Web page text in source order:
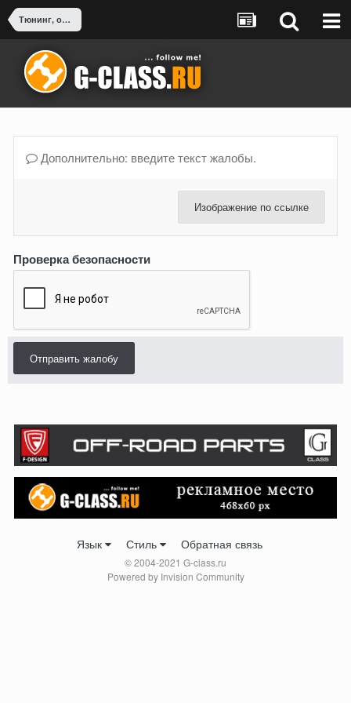
Тюнинг, оснащение, доработка G-Class
Дополнительно: введите текст жалобы.
Изображение по ссылке
Проверка безопасности
Отправить жалобу
Язык Стиль Обратная связь
© 2004-2021 G-class.ru
Powered by Invision Community